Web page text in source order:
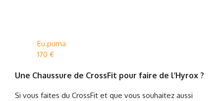
Eu.puma
170 €
Une Chaussure de CrossFit pour faire de l’Hyrox ?
Si vous faites du CrossFit et que vous souhaitez aussi